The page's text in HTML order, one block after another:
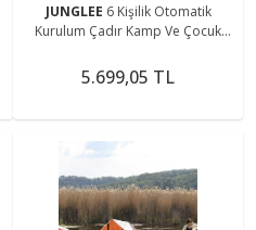
JUNGLEE 6 Kişilik Otomatik
Kurulum Çadır Kamp Ve Çocuk
240cmx240cmx160cm
5.699,05 TL